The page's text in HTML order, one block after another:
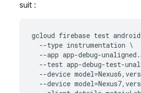
suit :
gcloud firebase test
  --type instrumentation \
--app app-debug-
--test app-debug-test-
--device
--device